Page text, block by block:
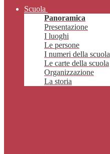
Scuola
Panoramica
Presentazione
I luoghi
Le persone
I numeri della scuola
Le carte della scuola
Organizzazione
La storia